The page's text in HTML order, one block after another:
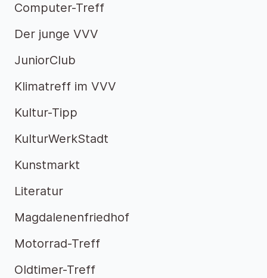
Computer-Treff
Der junge VVV
JuniorClub
Klimatreff im VVV
Kultur-Tipp
KulturWerkStadt
Kunstmarkt
Literatur
Magdalenenfriedhof
Motorrad-Treff
Oldtimer-Treff